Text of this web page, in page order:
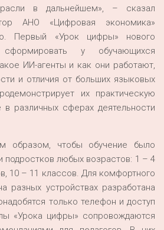
в дальнейшем», – сказал
АНО «Цифровая экономика»
Первый «Урок цифры» нового
у обучающихся
ИИ-агенты и как они работают,
и отличия от больших языковых
их практическую
различных сферах деятельности
образом, чтобы обучение было
подростков любых возрастов: 1 – 4
10 – 11 классов. Для комфортного
разных устройствах разработана
только телефон и доступ
«Урока цифры» сопровождаются